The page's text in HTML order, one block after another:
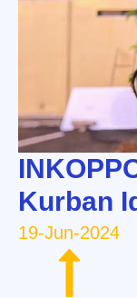
Kurban
19-Jun-2024